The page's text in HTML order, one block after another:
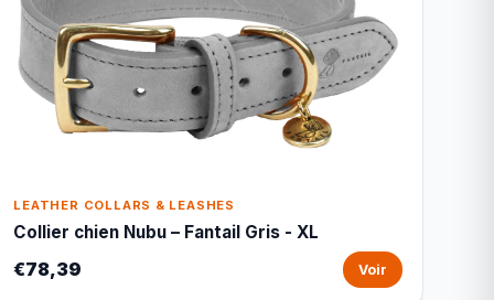
LEATHER COLLARS & LEASHES
Collier chien Nubu – Fantail Gris - XL
€78,39 Voir